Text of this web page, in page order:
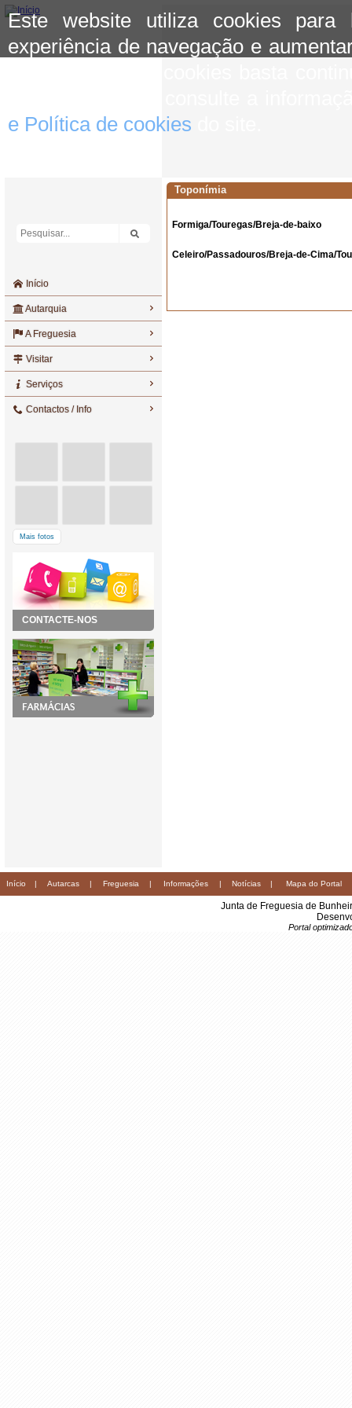
Este website utiliza cookies para
experiência de navegação e
e Política de cookies
Início
Autarquia
A Freguesia
Visitar
Serviços
Contactos / Info
Mais fotos
CONTACTE-NOS
Toponímia
Formiga/Touregas/Breja-de-baixo
Celeiro/Passadouros/Breja-de-Cima/
Início | Autarcas | Freguesia | Informações | Notícias | Mapa do Portal
Junta de Freguesia de
Portal